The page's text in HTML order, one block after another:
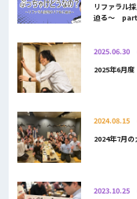
リファラル
迫る～
2025.06.30
2025年6月
2024.08.15
2024年7月
2023.10.25